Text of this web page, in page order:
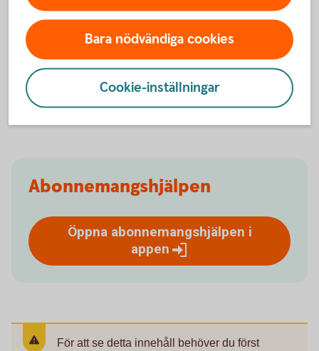
Vad är abonnemangshjälpen?
Vad kostar det att använda
abonnemangshjälpen?
Abonnemangshjälpen
Öppna abonnemangshjälpen i
appen
För att se detta innehåll behöver du först
Bara nödvändiga cookies
Cookie-inställningar